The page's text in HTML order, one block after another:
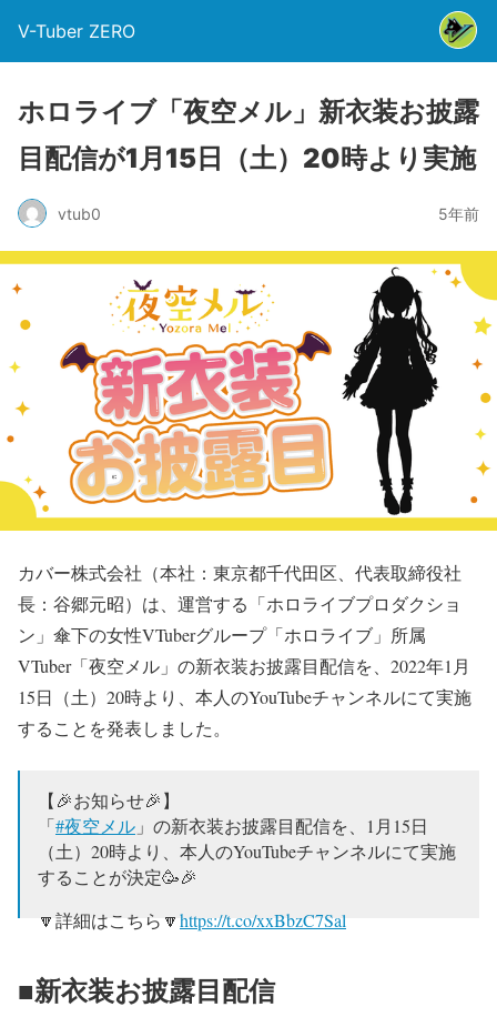
V-Tuber ZERO
ホロライブ「夜空メル」新衣装お披露
目配信が1月15日（土）20時より実施
vtub0 5年前
カバー株式会社（本社：東京都千代田区、代表取締役社
長：谷郷元昭）は、運営する「ホロライブプロダクショ
ン」傘下の女性VTuberグループ「ホロライブ」所属
VTuber「夜空メル」の新衣装お披露目配信を、2022年1月
15日（土）20時より、本人のYouTubeチャンネルにて実施
することを発表しました。
【🎉お知らせ🎉】
「#夜空メル 」の新衣装お披露目配信を、1月15日
（土）20時より、本人のYouTubeチャンネルにて実施
することが決定🥳🎉
🔽詳細はこちら🔽https://t.co/xxBbzC7Sal
January 13, 2022
■新衣装お披露目配信